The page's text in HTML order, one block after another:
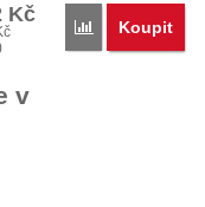
Kč
Porovnat
Koupit
v